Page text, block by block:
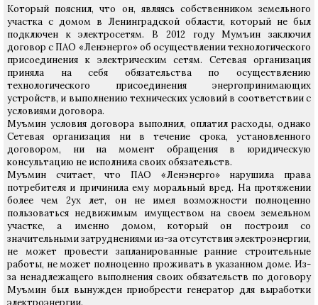
Который пояснил, что он, являясь собственником земельного
участка с домом в Ленинградской области, который не был
подключен к электросетям. В 2012 году Мумъин заключил
договор с ПАО «Ленэнерго» об осуществлении технологического
присоединения к электрическим сетям. Сетевая организация
приняла на себя обязательства по осуществлению
технологического присоединения энергопринимающих
устройств, и выполнению технических условий в соответствии с
условиями договора.
Муъмин условия договора выполнил, оплатил расходы, однако
Сетевая организация ни в течение срока, установленного
договором, ни на момент обращения в юридическую
консультацию не исполнила своих обязательств.
Муъмин считает, что ПАО «Ленэнерго» нарушила права
потребителя и причинила ему моральный вред. На протяжении
более чем 2ух лет, он не имел возможности полноценно
пользоваться недвижимым имуществом на своем земельном
участке, а именно домом, который он построил со
значительными затруднениями из-за отсутствия электроэнергии,
не может провести запланированные ранние строительные
работы, не может полноценно проживать в указанном доме. Из-
за ненадлежащего выполнения своих обязательств по договору
Муъмин был вынужден приобрести генератор для выработки
электроэнергии.